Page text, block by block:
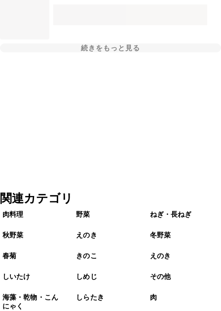
続きをもっと見る
関連カテゴリ
肉料理 野菜 ねぎ・長ねぎ
秋野菜 えのき 冬野菜
春菊 きのこ えのき
しいたけ しめじ その他
海藻・乾物・こん
にゃく
しらたき 肉